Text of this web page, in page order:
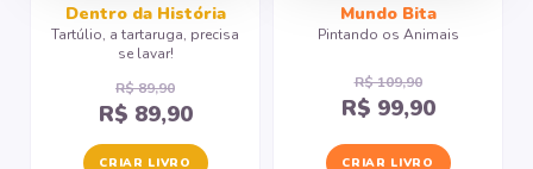
Dentro da História
Tartúlio, a tartaruga, precisa
se lavar!
R$ 89,90
R$ 89,90
CRIAR LIVRO
Mundo Bita
Pintando os Animais
R$ 109,90
R$ 99,90
CRIAR LIVRO